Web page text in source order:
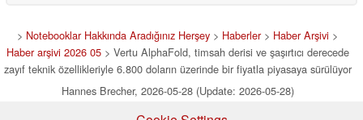
> Notebooklar Hakkında Aradığınız Herşey > Haberler> Haber Arşivi >
Haber arşivi 2026 05> Vertu AlphaFold, timsah derisi ve şaşırtıcı derecede
zayıf teknik özellikleriyle 6.800 doların üzerinde bir fiyatla piyasaya sürülüyor
Hannes Brecher, 2026-05-28 (Update: 2026-05-28)